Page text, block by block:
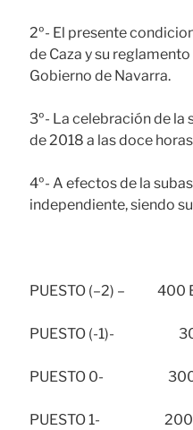
2º- El presente
de Caza y su
Gobierno de Navarra.
3º- La celebración de la
de 2018 a las doce
4º- A efectos de la
independiente, siendo
PUESTO (–2) – 400
PUESTO (-1)- 300
PUESTO 0- 300
PUESTO 1- 200